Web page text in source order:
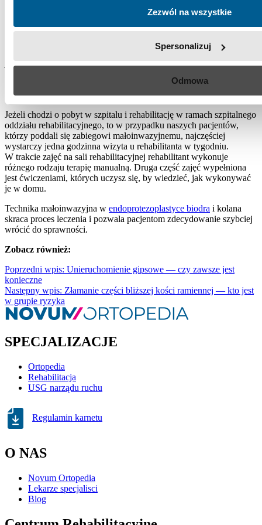
Zezwól na wszystkie
Spersonalizuj
Odmowa
najważniejszym elementem jest współpraca wykonującego operację
dobierana jest indywidualnie. Są różni pacjenci w różnym stanie
ogólnym i z różnymi oczekiwaniami. Przygotowane dla nich
ćwiczenia są indywidualizowane i nie można tak naprawdę dać
jednego schematu dla każdego pacjenta.
przyspiesza proces rehabilitacji praktycznie u wszystkich grup
pacjentów.
Jeżeli chodzi o pobyt w szpitalu i rehabilitację w ramach szpitalnego
oddziału rehabilitacyjnego, to w przypadku naszych pacjentów,
którzy poddali się zabiegowi małoinwazyjnemu, najczęściej
wystarczy jedna godzinna wizyta u rehabilitanta w tygodniu.
W trakcie zajęć na sali rehabilitacyjnej rehabilitant wykonuje
różnego rodzaju terapię manualną. Druga część zajęć wypełniona
jest ćwiczeniami, których uczysz się, by wiedzieć, jak wykonywać
je w domu.
Technika małoinwazyjna w endoprotezoplastyce biodra i kolana
skraca proces leczenia i pozwala pacjentom zdecydowanie szybciej
wrócić do sprawności.
Zobacz również:
Poprzedni wpis: Unieruchomienie gipsowe — czy zawsze jest
konieczne
Następny wpis: Złamanie części bliższej kości ramiennej — kto jest
w grupie ryzyka
SPECJALIZACJE
Ortopedia
Rehabilitacja
USG narządu ruchu
Regulamin karnetu
O NAS
Novum Ortopedia
Lekarze specjalisci
Blog